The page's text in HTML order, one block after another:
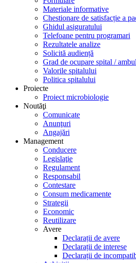
Materiale informative
Chestionare de satisfacție a
Ghidul asiguratului
Telefoane pentru programari
Rezultatele analize
Solicită audiență
Grad de ocupare spital /
Valorile spitalului
Politica spitalului
Proiecte
Proiect microbiologie
Noutăţi
Comunicate
Anunţuri
Angajări
Management
Conducere
Legislaţie
Regulament
Responsabil
Contestare
Consum medicamente
Strategii
Economic
Reutilizare
Avere
Declarații de avere
Declarații de interese
Declarații de